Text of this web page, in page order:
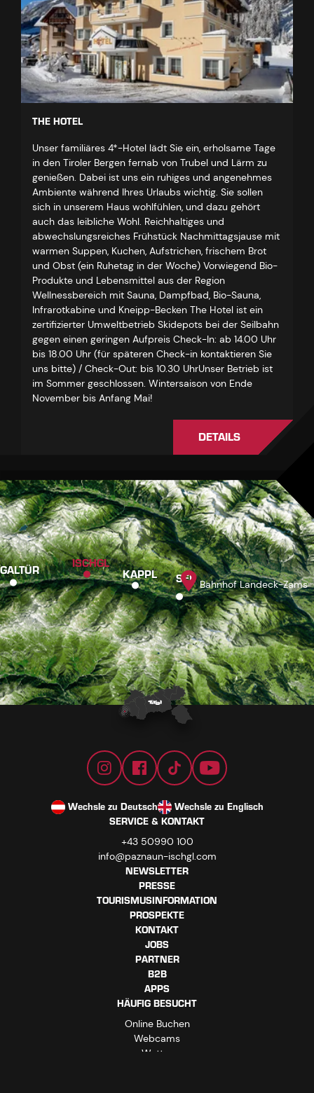
THE HOTEL
Unser familiäres 4*-Hotel lädt Sie ein, erholsame Tage
in den Tiroler Bergen fernab von Trubel und Lärm zu
genießen. Dabei ist uns ein ruhiges und angenehmes
Ambiente während Ihres Urlaubs wichtig. Sie sollen
sich in unserem Haus wohlfühlen, und dazu gehört
auch das leibliche Wohl. Reichhaltiges und
abwechslungsreiches Frühstück Nachmittagsjause mit
warmen Suppen, Kuchen, Aufstrichen, frischem Brot
und Obst (ein Ruhetag in der Woche) Vorwiegend Bio-
Produkte und Lebensmittel aus der Region
Wellnessbereich mit Sauna, Dampfbad, Bio-Sauna,
Infrarotkabine und Kneipp-Becken The Hotel ist ein
zertifizierter Umweltbetrieb Skidepots bei der Seilbahn
gegen einen geringen Aufpreis Check-In: ab 14.00 Uhr
bis 18.00 Uhr (für späteren Check-in kontaktieren Sie
uns bitte) / Check-Out: bis 10.30 UhrUnser Betrieb ist
im Sommer geschlossen. Wintersaison von Ende
November bis Anfang Mai!
DETAILS
GALTÜR ISCHGL
KAPPL SEE Bahnhof Landeck-Zams
Wechsle zu Deutsch
Wechsle zu Englisch
SERVICE & KONTAKT
+43 50990 100
info@paznaun-ischgl.com
NEWSLETTER
PRESSE
TOURISMUSINFORMATION
PROSPEKTE
KONTAKT
JOBS
PARTNER
B2B
APPS
HÄUFIG BESUCHT
Online Buchen
Webcams
Wetter